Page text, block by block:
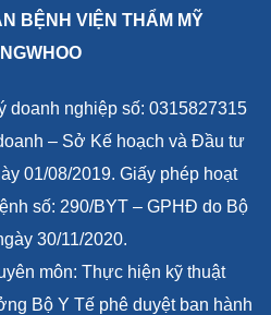
BỆNH VIỆN THẨM MỸ
doanh nghiệp số: 0315827315
– Sở Kế hoạch và Đầu tư
01/08/2019. Giấy phép hoạt
số: 290/BYT – GPHĐ do Bộ
30/11/2020.
môn: Thực hiện kỹ thuật
Bộ Y Tế phê duyệt ban hành